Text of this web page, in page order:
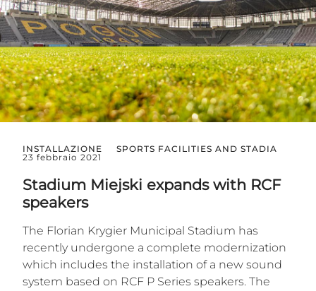
INSTALLAZIONE
SPORTS FACILITIES AND STADIA
23 febbraio 2021
Stadium Miejski expands with RCF
speakers
The Florian Krygier Municipal Stadium has
recently undergone a complete modernization
which includes the installation of a new sound
system based on RCF P Series speakers. The